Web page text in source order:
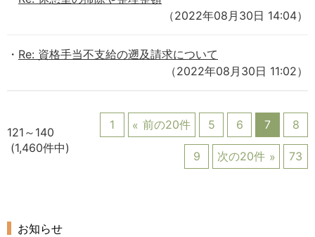
（2022年08月30日 14:04）
Re: 資格手当不支給の遡及請求について
（2022年08月30日 11:02）
121～140
(1,460件中)
1 前の20件 5 6 7 8
9 次の20件 73
お知らせ